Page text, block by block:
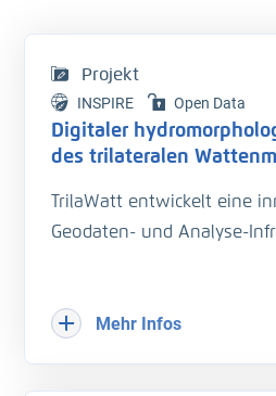
Projekt
INSPIRE Open Data
Digitaler
des trilateralen
TrilaWatt entwickelt eine
Geodaten- und Analyse-
harmonisierten,
Geomorphologie,
Mehr Infos